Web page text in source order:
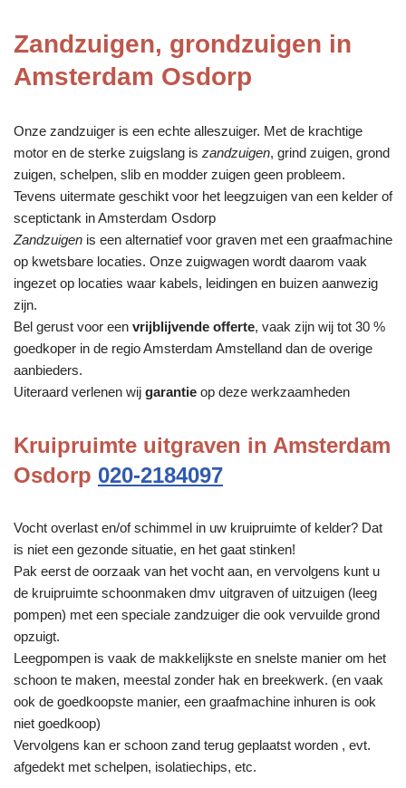
Zandzuigen, grondzuigen in
Amsterdam Osdorp
Onze zandzuiger is een echte alleszuiger. Met de krachtige
motor en de sterke zuigslang is zandzuigen, grind zuigen, grond
zuigen, schelpen, slib en modder zuigen geen probleem.
Tevens uitermate geschikt voor het leegzuigen van een kelder of
sceptictank in Amsterdam Osdorp
Zandzuigen is een alternatief voor graven met een graafmachine
op kwetsbare locaties. Onze zuigwagen wordt daarom vaak
ingezet op locaties waar kabels, leidingen en buizen aanwezig
zijn.
Bel gerust voor een vrijblijvende offerte, vaak zijn wij tot 30 %
goedkoper in de regio Amsterdam Amstelland dan de overige
aanbieders.
Uiteraard verlenen wij garantie op deze werkzaamheden
Kruipruimte uitgraven in Amsterdam
Osdorp 020-2184097
Vocht overlast en/of schimmel in uw kruipruimte of kelder? Dat
is niet een gezonde situatie, en het gaat stinken!
Pak eerst de oorzaak van het vocht aan, en vervolgens kunt u
de kruipruimte schoonmaken dmv uitgraven of uitzuigen (leeg
pompen) met een speciale zandzuiger die ook vervuilde grond
opzuigt.
Leegpompen is vaak de makkelijkste en snelste manier om het
schoon te maken, meestal zonder hak en breekwerk. (en vaak
ook de goedkoopste manier, een graafmachine inhuren is ook
niet goedkoop)
Vervolgens kan er schoon zand terug geplaatst worden , evt.
afgedekt met schelpen, isolatiechips, etc.